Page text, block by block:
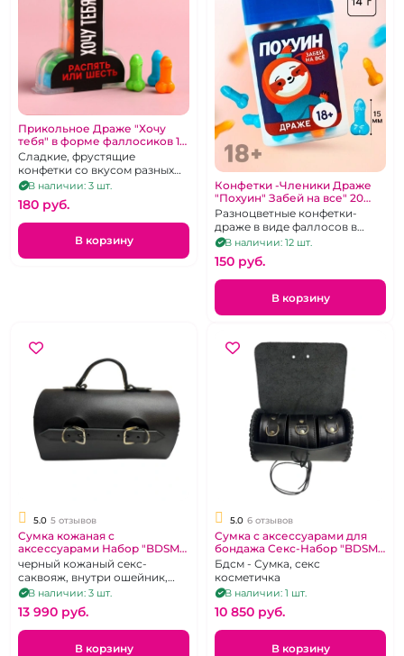
Прикольное Драже "Хочу
тебя" в форме фаллосиков 11
грамм
Сладкие, фрустящие
конфетки со вкусом разных
фруктов в подарочной,
компактной сувенирной
коробочке.
В наличии: 3 шт.
180 pуб.
В корзину
Конфетки -Членики Драже
"Похуин" Забей на все" 20
грамм
Разноцветные конфетки-
драже в виде фаллосов в
компактной коробочке. 20 г.
В наличии: 12 шт.
150 pуб.
В корзину
5.0 5 отзывов
Cумка кожаная с
аксессуарами Набор "BDSM
Arsenal"
черный кожаный секс-
саквояж, внутри ошейник,
наручники и поножи из
премиальной кожи
В наличии: 3 шт.
13 990 pуб.
В корзину
5.0 6 отзывов
Сумка с аксессуарами для
бондажа Секс-Набор "BDSM
Arsenal" кожаная черная,
ошейник, наручники и
поножи
Бдсм - Сумка, секс
косметичка
В наличии: 1 шт.
10 850 pуб.
В корзину